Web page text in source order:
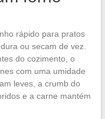
rápido para pratos
ou secam de vez.
do cozimento, o
com uma umidade
leves, a crumb do
e a carne mantém